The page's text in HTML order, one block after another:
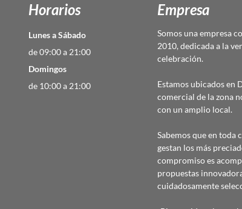
Horarios
Lunes a Sábado
de 09:00 a 21:00
Domingos
de 10:00 a 21:00
Empresa
Somos una empresa
2010, dedicada a la
celebración.
Estamos ubicados
comercial de la zona
con un amplio local.
Sabemos que en toda
gestan los más
compromiso es
propuestas
cuidadosamente